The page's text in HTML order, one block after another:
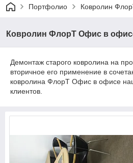
Портфолио Ковролин
Ковролин ФлорТ Офис в
Демонтаж старого ковролина на
вторичное его применение в
ковролина ФлорТ Офис в офисе
клиентов.